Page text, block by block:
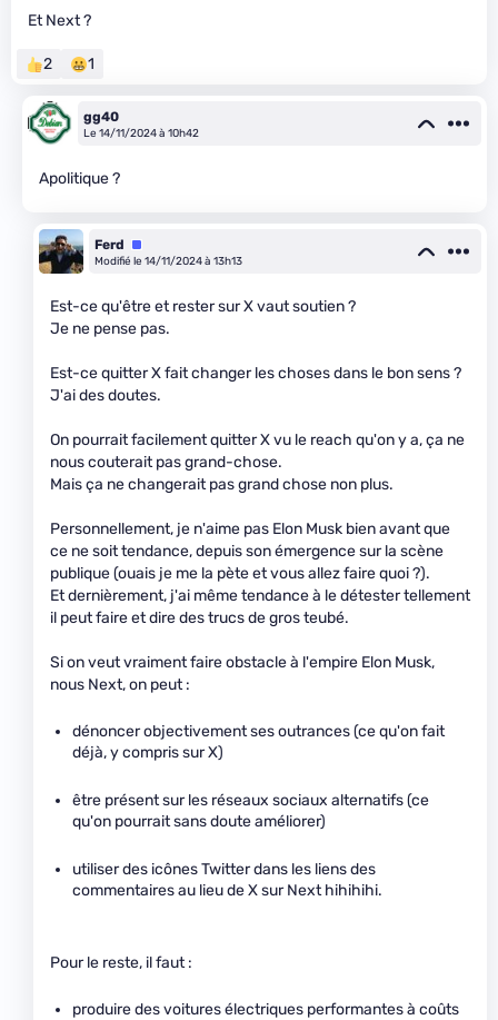
Et Next ?
2 1
gg40
Le 14/11/2024 à 10h42
Apolitique ?
Ferd
Équipe
Modifié le 14/11/2024 à 13h13
Est-ce qu'être et rester sur X vaut soutien ?
Je ne pense pas.
Est-ce quitter X fait changer les choses dans le bon sens ?
J'ai des doutes.
On pourrait facilement quitter X vu le reach qu'on y a, ça ne
nous couterait pas grand-chose.
Mais ça ne changerait pas grand chose non plus.
Personnellement, je n'aime pas Elon Musk bien avant que
ce ne soit tendance, depuis son émergence sur la scène
publique (ouais je me la pète et vous allez faire quoi ?).
Et dernièrement, j'ai même tendance à le détester tellement
il peut faire et dire des trucs de gros teubé.
Si on veut vraiment faire obstacle à l'empire Elon Musk,
nous Next, on peut :
dénoncer objectivement ses outrances (ce qu'on fait
déjà, y compris sur X)
être présent sur les réseaux sociaux alternatifs (ce
qu'on pourrait sans doute améliorer)
utiliser des icônes Twitter dans les liens des
commentaires au lieu de X sur Next hihihihi.
Pour le reste, il faut :
produire des voitures électriques performantes à coûts